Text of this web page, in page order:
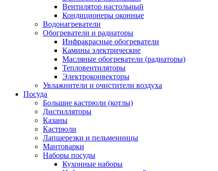
Вентилятор настольный
Кондиционеры оконные
Водонагреватели
Обогреватели и радиаторы
Инфракрасные обогреватели
Камины электрические
Масляные обогреватели (радиаторы)
Тепловентиляторы
Электроконвекторы
Увлажнители и очистители воздуха
Посуда
Большие кастрюли (котлы)
Дистилляторы
Казаны
Кастрюли
Лапшерезки и пельменницы
Мантоварки
Наборы посуды
Кухонные наборы